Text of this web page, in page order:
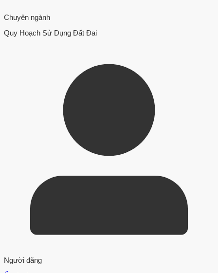
Chuyên ngành
Quy Hoạch Sử Dụng Đất Đai
Người đăng